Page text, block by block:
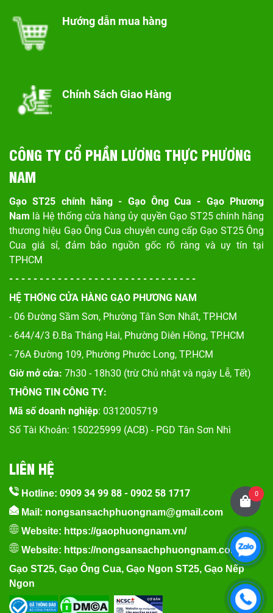
Hướng dẫn mua hàng
Chính Sách Giao Hàng
CÔNG TY CỔ PHẦN LƯƠNG THỰC PHƯƠNG
NAM
Gạo ST25 chính hãng - Gạo Ông Cua - Gạo Phương
Nam là Hệ thống cửa hàng ủy quyền Gạo ST25 chính hãng
thương hiệu Gạo Ông Cua chuyên cung cấp Gạo ST25 Ông
Cua giá sỉ, đảm bảo nguồn gốc rõ ràng và uy tín tại
TPHCM
- - - - - - - - - - - - - - - - - - - - - - - - - - - - - - -
HỆ THỐNG CỬA HÀNG GẠO PHƯƠNG NAM
- 06 Đường Sầm Sơn, Phường Tân Sơn Nhất, TP.HCM
- 644/4/3 Đ.Ba Tháng Hai, Phường Diên Hồng, TP.HCM
- 76A Đường 109, Phường Phước Long, TP.HCM
Giờ mở cửa: 7h30 - 18h30 (trừ Chủ nhật và ngày Lễ, Tết)
THÔNG TIN CÔNG TY:
Mã số doanh nghiệp: 0312005719
Số Tài Khoản: 150225999 (ACB) - PGD Tân Sơn Nhì
LIÊN HỆ
Hotline: 0909 34 99 88 - 0902 58 1717
Mail: nongsansachphuongnam@gmail.com
Website: https://gaophuongnam.vn/
Website: https://nongsansachphuongnam.com
Gạo ST25, Gạo Ông Cua, Gạo Ngon ST25, Gạo Nếp
Ngon
0